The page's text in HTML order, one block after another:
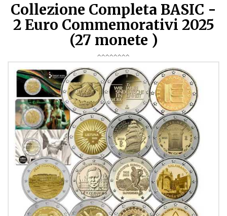
Collezione Completa BASIC -
2 Euro Commemorativi 2025
(27 monete )